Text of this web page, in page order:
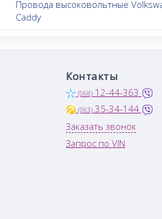
Провода высоковольтные
Caddy
Контакты
(068) 12-44-363
(063) 35-34-144
Заказать звонок
Запрос по VIN